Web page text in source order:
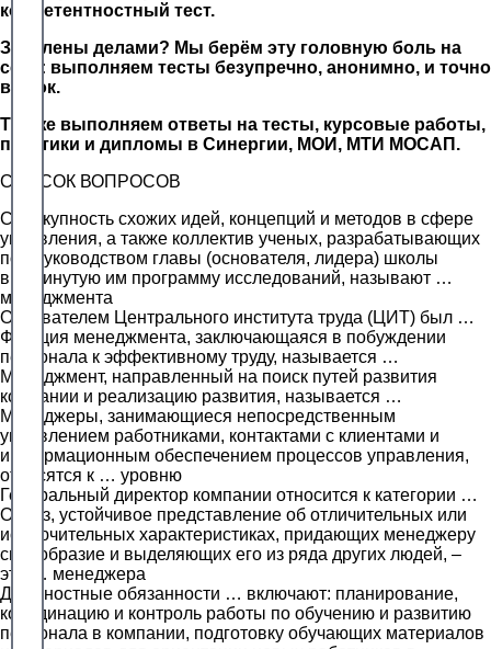
компетентностный тест.
Завалены делами? Мы берём эту головную боль на
себя: выполняем тесты безупречно, анонимно, и точно
в срок.
Так же выполняем ответы на тесты, курсовые работы,
практики и дипломы в Синергии, МОИ, МТИ МОСАП.
СПИСОК ВОПРОСОВ
Совокупность схожих идей, концепций и методов в сфере
управления, а также коллектив ученых, разрабатывающих
под руководством главы (основателя, лидера) школы
выдвинутую им программу исследований, называют …
менеджмента
Основателем Центрального института труда (ЦИТ) был …
Функция менеджмента, заключающаяся в побуждении
персонала к эффективному труду, называется …
Менеджмент, направленный на поиск путей развития
компании и реализацию развития, называется …
Менеджеры, занимающиеся непосредственным
управлением работниками, контактами с клиентами и
информационным обеспечением процессов управления,
относятся к … уровню
Генеральный директор компании относится к категории …
Образ, устойчивое представление об отличительных или
исключительных характеристиках, придающих менеджеру
своеобразие и выделяющих его из ряда других людей, –
это … менеджера
Должностные обязанности … включают: планирование,
координацию и контроль работы по обучению и развитию
персонала в компании, подготовку обучающих материалов